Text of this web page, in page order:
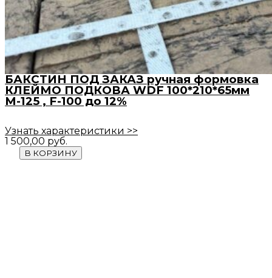
БАКСТИН ПОД ЗАКАЗ ручная формовка
КЛЕЙМО ПОДКОВА WDF 100*210*65мм
М-125 , F-100 до 12%
Узнать характеристики >>
1 500,00 руб.
В КОРЗИНУ